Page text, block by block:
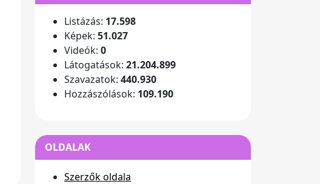
Listázás: 17.598
Képek: 51.027
Videók: 0
Látogatások: 21.204.899
Szavazatok: 440.930
Hozzászólások: 109.190
OLDALAK
Szerzők oldala